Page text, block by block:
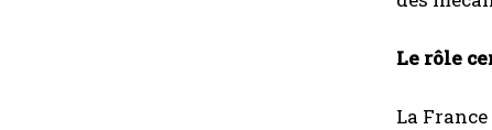
Le rôle
La